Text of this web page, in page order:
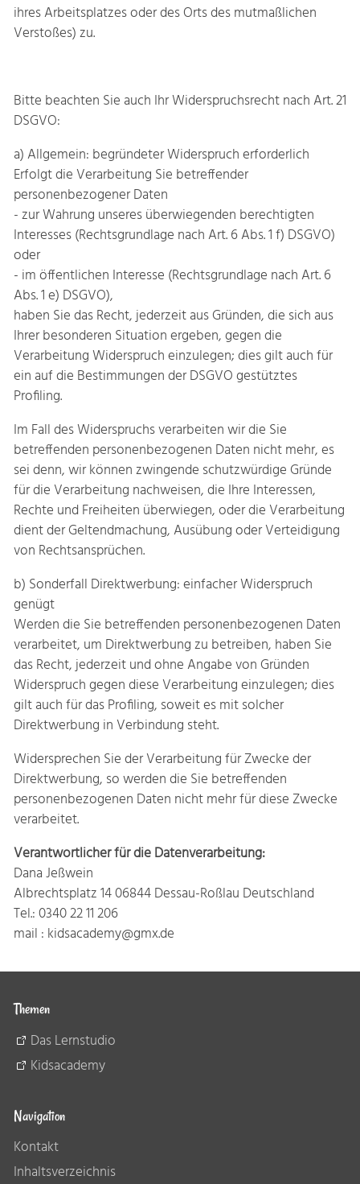
ihres Arbeitsplatzes oder des Orts des mutmaßlichen
Verstoßes) zu.
Bitte beachten Sie auch Ihr Widerspruchsrecht nach Art. 21
DSGVO:
a) Allgemein: begründeter Widerspruch erforderlich
Erfolgt die Verarbeitung Sie betreffender
personenbezogener Daten
- zur Wahrung unseres überwiegenden berechtigten
Interesses (Rechtsgrundlage nach Art. 6 Abs. 1 f) DSGVO)
oder
- im öffentlichen Interesse (Rechtsgrundlage nach Art. 6
Abs. 1 e) DSGVO),
haben Sie das Recht, jederzeit aus Gründen, die sich aus
Ihrer besonderen Situation ergeben, gegen die
Verarbeitung Widerspruch einzulegen; dies gilt auch für
ein auf die Bestimmungen der DSGVO gestütztes
Profiling.
Im Fall des Widerspruchs verarbeiten wir die Sie
betreffenden personenbezogenen Daten nicht mehr, es
sei denn, wir können zwingende schutzwürdige Gründe
für die Verarbeitung nachweisen, die Ihre Interessen,
Rechte und Freiheiten überwiegen, oder die Verarbeitung
dient der Geltendmachung, Ausübung oder Verteidigung
von Rechtsansprüchen.
b) Sonderfall Direktwerbung: einfacher Widerspruch
genügt
Werden die Sie betreffenden personenbezogenen Daten
verarbeitet, um Direktwerbung zu betreiben, haben Sie
das Recht, jederzeit und ohne Angabe von Gründen
Widerspruch gegen diese Verarbeitung einzulegen; dies
gilt auch für das Profiling, soweit es mit solcher
Direktwerbung in Verbindung steht.
Widersprechen Sie der Verarbeitung für Zwecke der
Direktwerbung, so werden die Sie betreffenden
personenbezogenen Daten nicht mehr für diese Zwecke
verarbeitet.
Verantwortlicher für die Datenverarbeitung:
Dana Jeßwein
Albrechtsplatz 14 06844 Dessau-Roßlau Deutschland
Tel.: 0340 22 11 206
mail : kidsacademy@gmx.de
Themen
Das Lernstudio
Kidsacademy
Navigation
Kontakt
Inhaltsverzeichnis